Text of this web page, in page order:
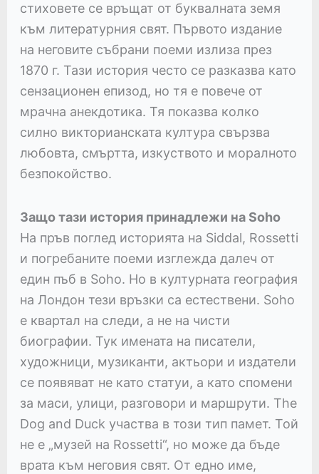
стиховете се връщат от буквалната земя
към литературния свят. Първото издание
на неговите събрани поеми излиза през
1870 г. Тази история често се разказва като
сензационен епизод, но тя е повече от
мрачна анекдотика. Тя показва колко
силно викторианската култура свързва
любовта, смъртта, изкуството и моралното
безпокойство.
Защо тази история принадлежи на Soho
На пръв поглед историята на Siddal, Rossetti
и погребаните поеми изглежда далеч от
един пъб в Soho. Но в културната география
на Лондон тези връзки са естествени. Soho
е квартал на следи, а не на чисти
биографии. Тук имената на писатели,
художници, музиканти, актьори и издатели
се появяват не като статуи, а като спомени
за маси, улици, разговори и маршрути. The
Dog and Duck участва в този тип памет. Той
не е „музей на Rossetti“, но може да бъде
врата към неговия свят. От едно име,